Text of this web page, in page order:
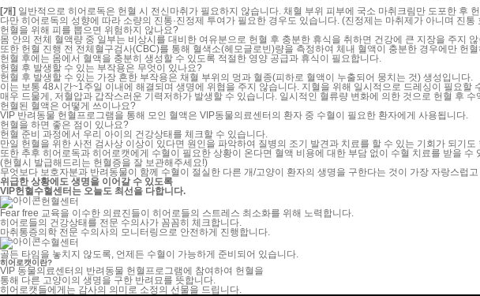
[개] 일반적으로 히어로독은 헌혈 시 전신마취가 필요하지 않습니다. 채혈 부위 피부에 국소 마취크림만 도포한 후
다만 히어로독의 성향에 따라 소량의 진통·진정제 투여가 필요한 경우도 있습니다. (진정제는 마취제가 아니며 진
헌혈을 위해 피를 뽑으면 위험하지 않나요?
몸 안의 전체 혈액량 중 일부는 비상시를 대비한 여유분으로 헌혈 후 충분한 휴식을 취하면 건강에 큰 지장을 주지 않
또한 헌혈 진행 전 전체혈구검사(CBC)를 통해 혈색소(헤모글로빈)량을 측정하여 체내 혈액이 충분한 경우에만 헌
헌혈 후에는 몸에서 혈액을 충분히 생성할 수 있도록 적절한 영양 공급과 휴식이 필요합니다.
헌혈 후 발생할 수 있는 부작용은 무엇이 있나요?
헌혈 후 발생할 수 있는 가장 흔한 부작용은 채혈 부위의 멍과 혈종(피하로 혈액이 누출되어 뭉치는 것) 생성입니다.
이는 보통 48시간~1주일 이내에 해결되며 생명에 위협을 주지 않습니다. 지혈을 위해 일시적으로 드레싱이 필요할
매우 드물게, 저혈압과 갑작스러운 기력저하가 발생할 수 있습니다. 일시적인 혈류량 변화에 의한 것으로 헌혈 후 수
헌혈된 혈액은 어떻게 쓰이나요?
VIP 반려동물 헌혈프로그램을 통해 모인 혈액은 VIP동물의료센터의 환자 중 수혈이 필요한 환자에게 사용됩니다.
헌혈을 하면 좋은 점이 있나요?
헌혈 준비 과정에서 우리 아이의 건강상태를 체크할 수 있습니다.
만일 헌혈을 위한 사전 검사상 이상이 있다면 원인을 파악하여 질병의 조기 발견과 치료를 할 수 있는 기회가 되기도
또한 추후 히어로독과 히어로캣에게 수혈이 필요한 상황이 온다면 혈액 비용에 대한 부담 없이 수혈 치료를 받을 수
(헌혈시 발급해드리는 헌혈증을 잘 보관해주세요!)
무엇보다 보호자분과 반려동물이 함께 수혈이 절실한 다른 개/고양이 환자의 생명을 구한다는 것이 가장 자랑스럽
위급한 상황에도 생명을 이어갈 수 있도록
VIP헌혈수혈센터는 오늘도 최선을 다합니다.
헌혈센터
Fear free 교육을 이수한 의료진들이 히어로들의 스트레스 최소화를 위해 노력합니다.
히어로들의 건강상태를 전문 수의사가 꼼꼼히 체크합니다.
마취통증의학 전문 수의사의 모니터링으로 안전하게 진행합니다.
수혈센터
골든 타임을 놓치지 않도록, 언제든 수혈이 가능하게 준비되어 있습니다.
히어로캣이란?
VIP 동물의료센터의 반려동물 헌혈프로그램에 참여하여 헌혈을
통해 다른 고양이의 생명을 구한 반려묘를 뜻합니다.
히어로캣들에게는 감사의 의미로 소정의 선물을 드립니다.